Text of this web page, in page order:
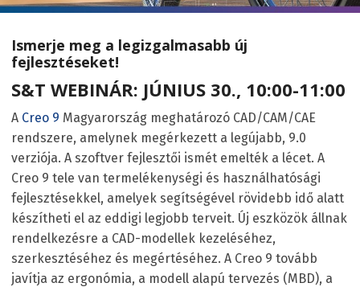
Ismerje meg a legizgalmasabb új
fejlesztéseket!
S&T WEBINÁR: JÚNIUS 30., 10:00-11:00
A Creo 9 Magyarország meghatározó CAD/CAM/CAE
rendszere, amelynek megérkezett a legújabb, 9.0
verziója. A szoftver fejlesztői ismét emelték a lécet. A
Creo 9 tele van termelékenységi és használhatósági
fejlesztésekkel, amelyek segítségével rövidebb idő alatt
készítheti el az eddigi legjobb terveit. Új eszközök állnak
rendelkezésre a CAD-modellek kezeléséhez,
szerkesztéséhez és megértéséhez. A Creo 9 tovább
javítja az ergonómia, a modell alapú tervezés (MBD), a